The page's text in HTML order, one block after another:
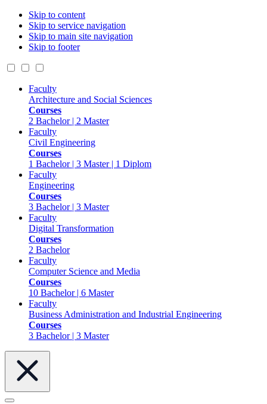
Skip to content
Skip to service navigation
Skip to main site navigation
Skip to footer
Faculty
Architecture and Social Sciences
Courses
2 Bachelor | 2 Master
Faculty
Civil Engineering
Courses
1 Bachelor | 3 Master | 1 Diplom
Faculty
Engineering
Courses
3 Bachelor | 3 Master
Faculty
Digital Transformation
Courses
2 Bachelor
Faculty
Computer Science and Media
Courses
10 Bachelor | 6 Master
Faculty
Business Administration and Industrial Engineering
Courses
3 Bachelor | 3 Master